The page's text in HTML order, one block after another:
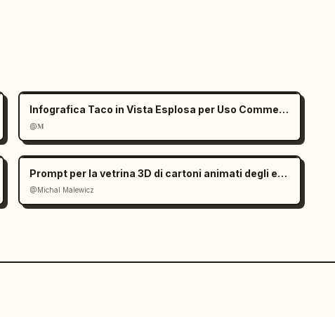
Infografica Taco in Vista Esplosa per Uso Commerciale
@𝐌
Prompt per la vetrina 3D di cartoni animati degli edifici più alti della città
@Michal Malewicz